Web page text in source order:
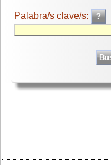
Palabra/s clave/s: